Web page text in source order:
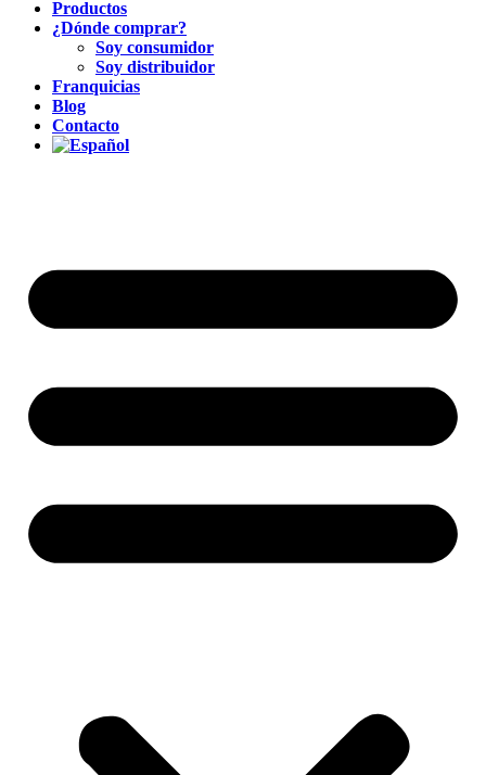
Productos
¿Dónde comprar?
Soy consumidor
Soy distribuidor
Franquicias
Blog
Contacto